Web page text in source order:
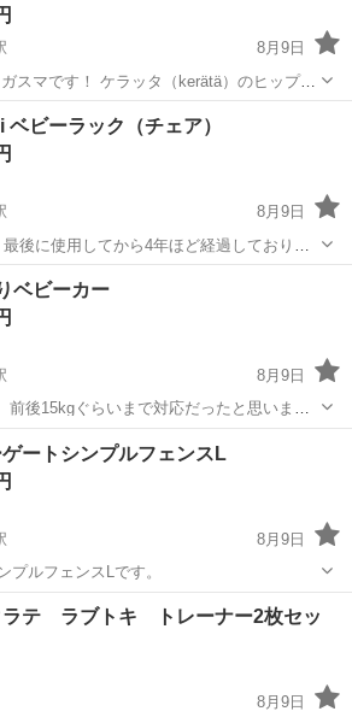
8月9日
（kerätä）のヒップシ
能なので、ママだけ
ベビー用品
ビーラック（チェア）
8月9日
後に使用してから4年ほど経過しておりま
。 サイドのボタンをON/OFFするとゆりか
ます。 洗濯済みですが、実家
内駅
ベビーカー
8月9日
前後15kgぐらいまで対応だったと思いま
ビーカーがないので双子ちゃんや年子の子
傷や少し錆がありますがまだまだ使えま
ペース...
山駅 ベビー用品
ートシンプルフェンスL
8月9日
プルフェンスLです。
南駅 ベビー用品
ラテ ラブトキ トレーナー2枚セッ
8月9日